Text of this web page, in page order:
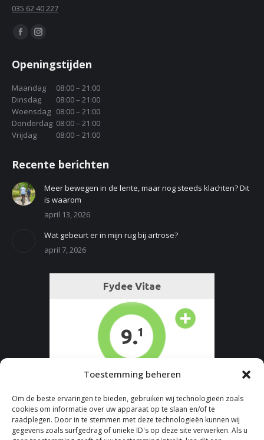
Toestemming beheren
Om de beste ervaringen te bieden, gebruiken wij technologieën zoals
cookies om informatie over uw apparaat op te slaan en/of te
raadplegen. Door in te stemmen met deze technologieën kunnen wij
gegevens zoals surfgedrag of unieke ID's op deze site verwerken. Als u
035 62 40 227
Find us on:
Facebook
opens
in
new
window
Instagram
opens
in
new
window
Openingstijden
Maandag
08:00 – 21:00
Dinsdag
08:00 – 21:00
Woensdag 08:00 – 21:00
Donderdag 08:00 – 21:00
Vrijdag
08:00 – 21:00
Recente berichten
Meer bewegen in de lente, maar nog steeds klachten? Dit
is waarom
april 13, 2026
Wat gebeurt er in mijn rug bij artrose?
april 7, 2026